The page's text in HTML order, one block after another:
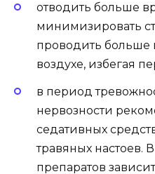
отводить больше
минимизировать
проводить
воздухе, избегая
в период
нервозности
седативных
травяных настоев.
препаратов